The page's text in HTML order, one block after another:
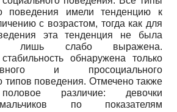
поведения имели тенденцию к
с возрастом, тогда как для
эта тенденция не была
а лишь слабо выражена.
обнаружена только
и просоциального
типов поведения. Отмечено также
различие: девочки
по показателям